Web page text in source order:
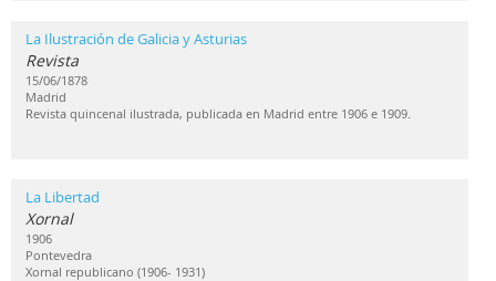
La Ilustración de Galicia y Asturias
Revista
15/06/1878
Madrid
Revista quincenal ilustrada, publicada en Madrid entre 1906 e 1909.
La Libertad
Xornal
1906
Pontevedra
Xornal republicano (1906- 1931)